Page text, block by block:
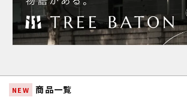
NEW 商品一覧